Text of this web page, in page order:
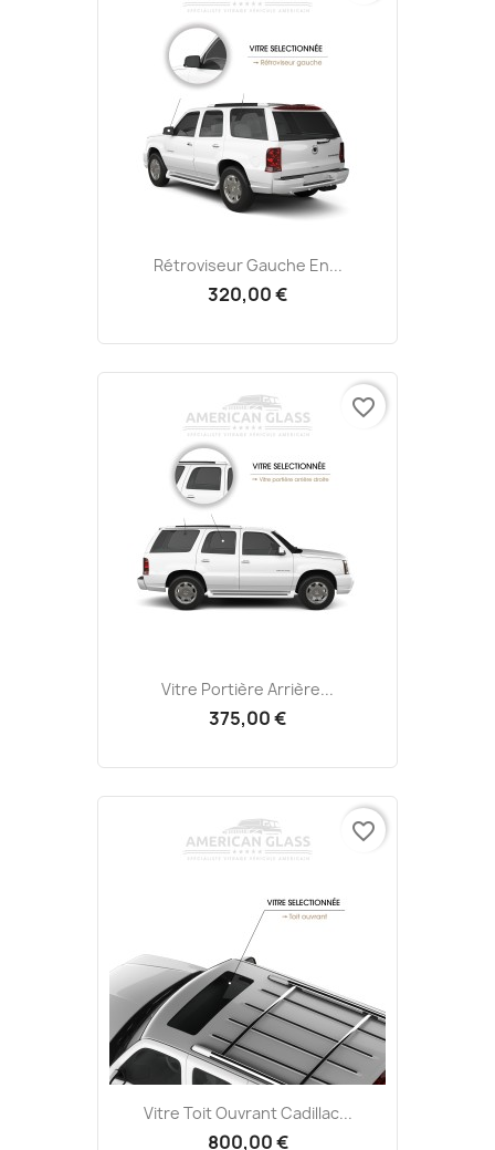
Rétroviseur Gauche En...
320,00 €
Vitre Portière Arrière...
375,00 €
favorite_border
Vitre Toit Ouvrant Cadillac...
800,00 €
favorite_border